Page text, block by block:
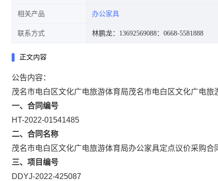
相关产品 办公家具
联系方式 林鹏龙：13692569088：0668-5581888
正文内容
公告内容：
茂名市电白区文化广电旅游体育局茂名市电白区文化广电
一、合同编号
HT-2022-01541485
二、合同名称
茂名市电白区文化广电旅游体育局办公家具定点议价采购合
三、项目编号
DDYJ-2022-425087